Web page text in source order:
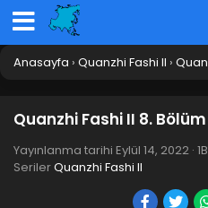
Anasayfa › Quanzhi Fashi II ›
Quanzhi Fashi II 8. Bölüm
Yayınlanma tarihi Eylül 14, 2022 ·
SerilerQuanzhi Fashi II